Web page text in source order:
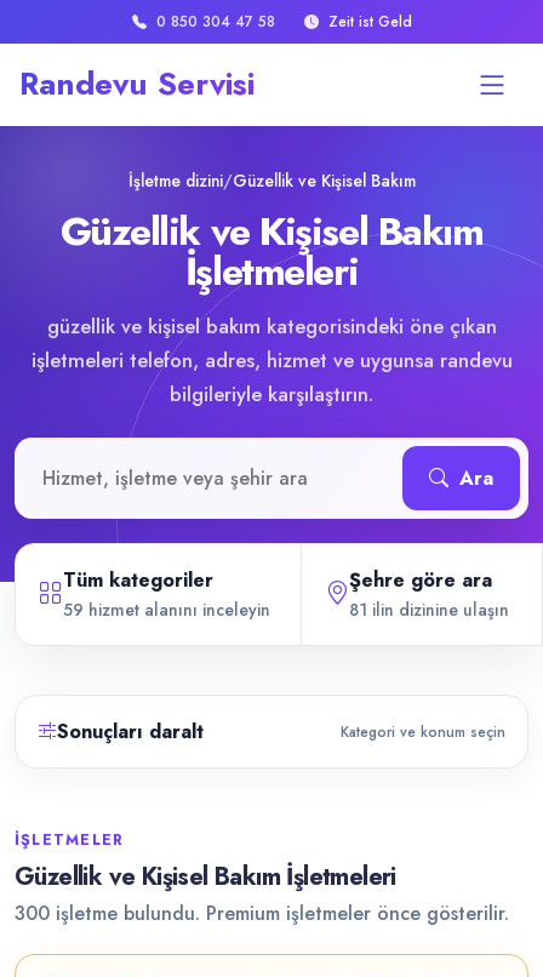
0 850 304 47 58 Zeit ist Geld
Randevu Servisi
İşletme dizini/Güzellik ve Kişisel Bakım
Güzellik ve Kişisel Bakım
İşletmeleri
güzellik ve kişisel bakım kategorisindeki öne çıkan
işletmeleri telefon, adres, hizmet ve uygunsa randevu
bilgileriyle karşılaştırın.
Ara
Tüm kategoriler
59 hizmet alanını inceleyin
Şehre göre ara
81 ilin dizinine ulaşın
Sonuçları daralt Kategori ve konum seçin
İŞLETMELER
Güzellik ve Kişisel Bakım İşletmeleri
300 işletme bulundu. Premium işletmeler önce gösterilir.